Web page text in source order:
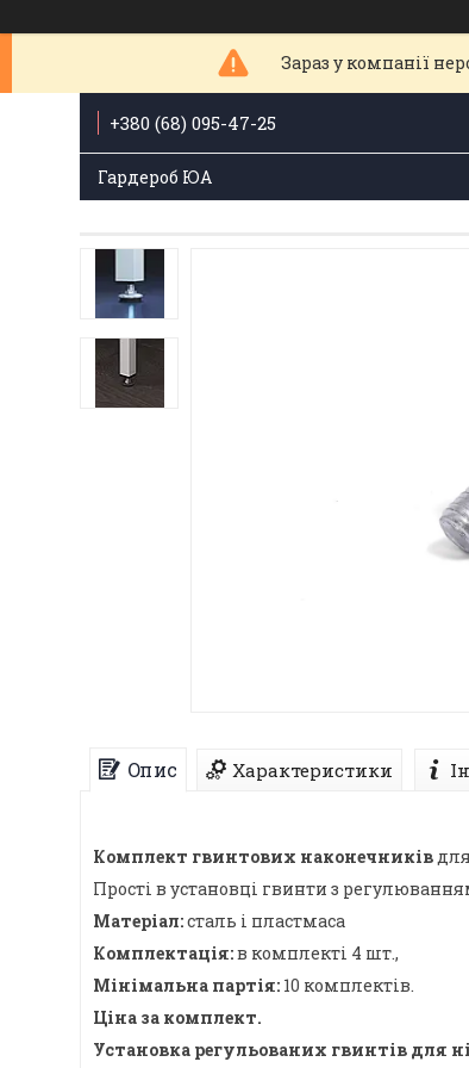
Зараз у компанії
+380 (68) 095-47-25
Гардероб ЮА
Опис Характеристики
Комплект гвинтових наконечників
Прості в установці гвинти з
Матеріал:сталь і пластмаса
Комплектація:в комплекті 4 шт.,
Мінімальна партія: 10 комплектів.
Ціна за комплект.
Установка регульованих гвинтів для